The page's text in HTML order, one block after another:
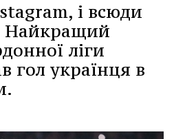
і всюди
Найкращий
ліги
гол українця в